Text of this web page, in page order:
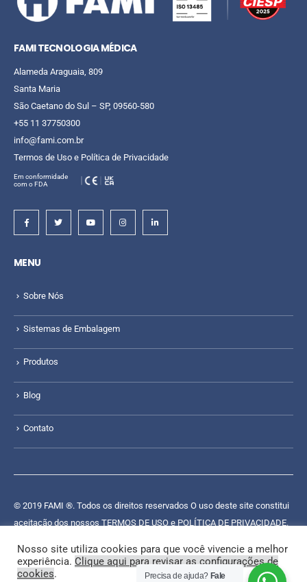
FAMI TECNOLOGIA MÉDICA
Alameda Araguaia, 809
Santa Maria
São Caetano do Sul – SP, 09560-580
+55 11 37750300
info@fami.com.br
Termos de Uso e Política de Privacidade
Em conformidade
com o FDA
MENU
Sobre Nós
Sistemas de Embalagem
Produtos
Blog
Contato
© 2019 FAMI ®. Todos os direitos reservados O uso deste site constitui
aceitação dos nossos TERMOS DE USO e POLÍTICA DE PRIVACIDADE.
armazenado em cache ou utilizado de outra forma, exceto com a
permissão prévia por escrito da FAMI®. ® Marca registrada com todos
Nosso site utiliza cookies para que você vivencie a melhor
experiência. Clique aqui para revisar as configurações de
cookies. Precisa de ajuda? Fale